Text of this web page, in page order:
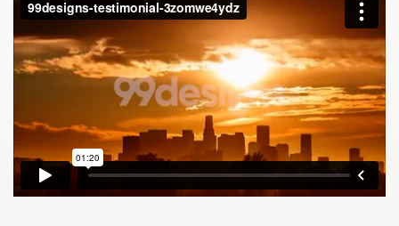
Concursos de designs
Projetos 1-para-1
Encontre um designer
Veja inspirações